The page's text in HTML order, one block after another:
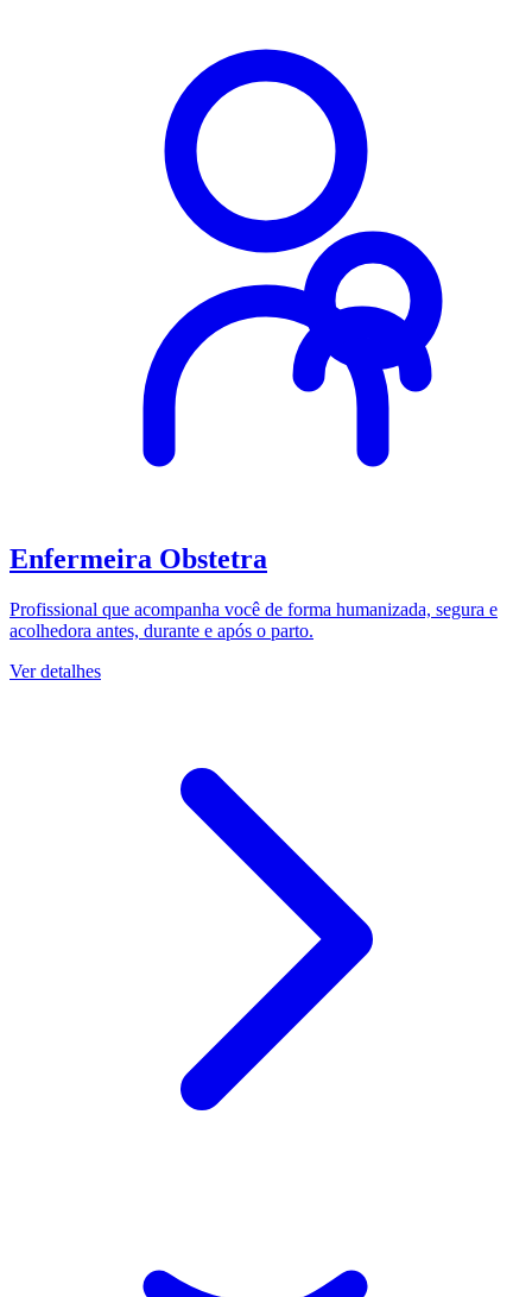
Enfermeira Obstetra
Profissional que acompanha você de forma humanizada, segura e
acolhedora antes, durante e após o parto.
Ver detalhes